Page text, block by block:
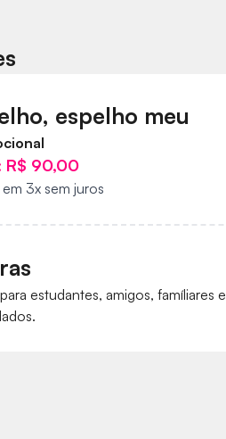
espelho meu
R$ 90,00
3x sem juros
estudantes, amigos, famíliares e